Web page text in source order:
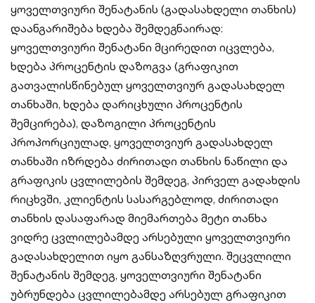
ყოველთვიური შენატანის (გადასახდელი თანხის)
დაანგარიშება ხდება შემდეგნაირად:
ყოველთვიური შენატანი მცირედით იცვლება,
ხდება პროცენტის დაზოგვა (გრაფიკით
გათვალისწინებულ ყოველთვიურ გადასახდელ
თანხაში, ხდება დარიცხული პროცენტის
შემცირება), დაზოგილი პროცენტის
პროპორციულად, ყოველთვიურ გადასახდელ
თანხაში იზრდება ძირითადი თანხის ნაწილი და
გრაფიკის ცვლილების შემდეგ, პირველ გადახდის
რიცხვში, კლიენტის სასარგებლოდ, ძირითადი
თანხის დასაფარად მიემართება მეტი თანხა
ვიდრე ცვლილებამდე არსებული ყოველთვიური
გადასახდელით იყო განსაზღვრული. შეცვლილი
შენატანის შემდეგ, ყოველთვიური შენატანი
უბრუნდება ცვლილებამდე არსებულ გრაფიკით